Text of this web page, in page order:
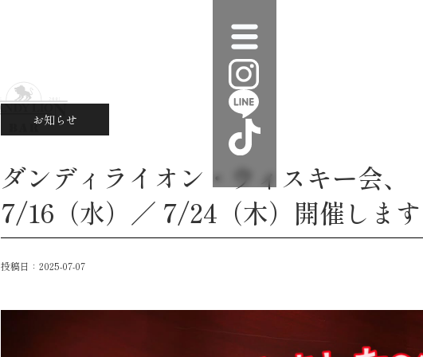
お知らせ
ダンディライオン・ウィスキー会、
7/16（水）／ 7/24（木）開催しま
投稿日： 2025-07-07